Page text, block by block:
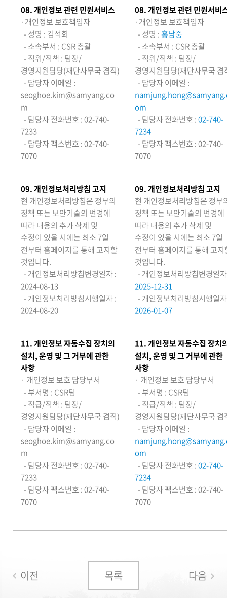
08. 개인정보 관련 민원서비스
·개인정보 보호책임자
- 성명 : 김석회
- 소속부서 : CSR 총괄
- 직위/직책 : 팀장/
경영지원담당(재단사무국 겸직)
- 담당자 이메일 :
seoghoe.kim@samyang.co
m
- 담당자 전화번호 : 02-740-
7233
- 담당자 팩스번호 : 02-740-
7070
08. 개인정보 관련 민원서비
·개인정보 보호책임자
- 성명 :홍남중
- 소속부서 : CSR 총괄
- 직위/직책 : 팀장/
경영지원담당(재단사무국 겸
- 담당자 이메일 :
om
- 담당자 전화번호 :02-740-
7234
- 담당자 팩스번호 : 02-740-
7070
09. 개인정보처리방침 고지
현 개인정보처리방침은 정부의
정책 또는 보안기술의 변경에
따라 내용의 추가 삭제 및
수정이 있을 시에는 최소 7일
전부터 홈페이지를 통해 고지할
것입니다.
- 개인정보처리방침변경일자 :
2024-08-13
- 개인정보처리방침시행일자 :
2024-08-20
09. 개인정보처리방침 고지
현 개인정보처리방침은 정부
정책 또는 보안기술의 변경에
따라 내용의 추가 삭제 및
수정이 있을 시에는 최소 7일
전부터 홈페이지를 통해 고지
것입니다.
- 개인정보처리방침변경일
2025-12-31
- 개인정보처리방침시행일
2026-01-07
11. 개인정보 자동수집 장치의
설치, 운영 및 그 거부에 관한
사항
· 개인정보 보호 담당부서
- 부서명 : CSR팀
- 직급/직책 : 팀장/
경영지원담당(재단사무국 겸직)
- 담당자 이메일 :
seoghoe.kim@samyang.co
m
- 담당자 전화번호 : 02-740-
7233
- 담당자 팩스번호 : 02-740-
7070
11. 개인정보 자동수집 장치
설치, 운영 및 그 거부에 관한
사항
· 개인정보 보호 담당부서
- 부서명 : CSR팀
- 직급/직책 : 팀장/
경영지원담당(재단사무국 겸
- 담당자 이메일 :
om
- 담당자 전화번호 :02-740-
7234
- 담당자 팩스번호 : 02-740-
7070
이전 목록 다음